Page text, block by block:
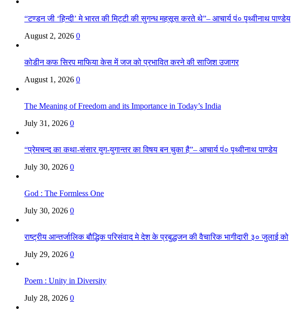
“टण्डन जी ‘हिन्दी’ मे भारत की मिट्टी की सुगन्ध महसूस करते थे”– आचार्य पं० पृथ्वीनाथ पाण्डेय
August 2, 2026 0
कोडीन कफ सिरप माफिया केस में जज को प्रभावित करने की साजिश उजागर
August 1, 2026 0
The Meaning of Freedom and its Importance in Today’s India
July 31, 2026 0
“प्रेमचन्द का कथा-संसार युग-युगान्तर का विषय बन चुका है”– आचार्य पं० पृथ्वीनाथ पाण्डेय
July 30, 2026 0
God : The Formless One
July 30, 2026 0
राष्ट्रीय आन्तर्जालिक बौद्धिक परिसंवाद मे देश के प्रबुद्धजन की वैचारिक भागीदारी ३० जुलाई को
July 29, 2026 0
Poem : Unity in Diversity
July 28, 2026 0